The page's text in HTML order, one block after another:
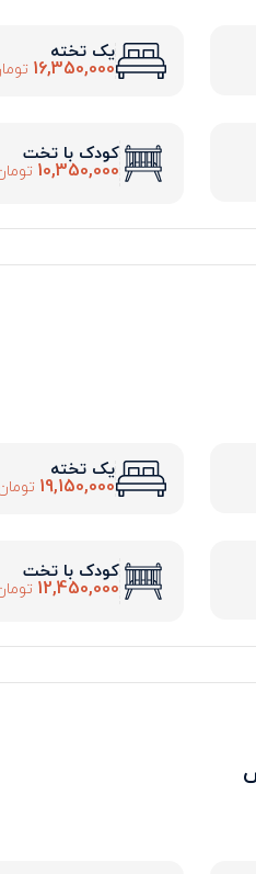
یک تخته
16,350,000
کودک با تخت
10,350,000
یک تخته
19,150,000
کودک با تخت
12,450,000